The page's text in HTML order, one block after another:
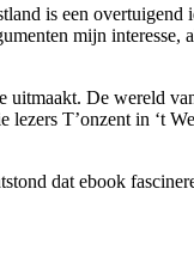
is een overtuigend
mijn interesse,
De wereld
T’onzent in ‘t
dat ebook